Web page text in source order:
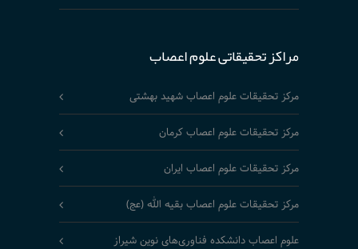
مراکز تحقیقاتی علوم اعصاب
مرکز تحقیقات علوم اعصاب شهید بهشتی
مرکز تحقیقات علوم اعصاب کرمان
مرکز تحقیقات علوم اعصاب ایران
مرکز تحقیقات علوم اعصاب بقیه الله (عج)
علوم اعصاب دانشکده فناوری‌های نوین شیراز